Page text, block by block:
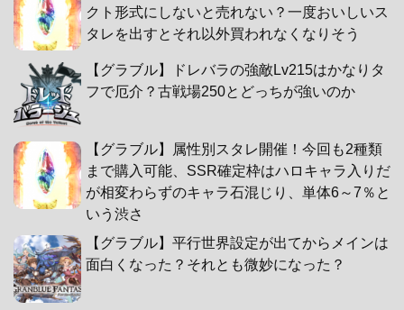
クト形式にしないと売れない？一度おいしいス
タレを出すとそれ以外買われなくなりそう
【グラブル】ドレバラの強敵Lv215はかなりタ
フで厄介？古戦場250とどっちが強いのか
【グラブル】属性別スタレ開催！今回も2種類
まで購入可能、SSR確定枠はハロキャラ入りだ
が相変わらずのキャラ石混じり、単体6～7％と
いう渋さ
【グラブル】平行世界設定が出てからメインは
面白くなった？それとも微妙になった？